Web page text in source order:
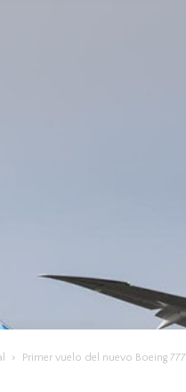
Primer vuelo del nuevo Boeing